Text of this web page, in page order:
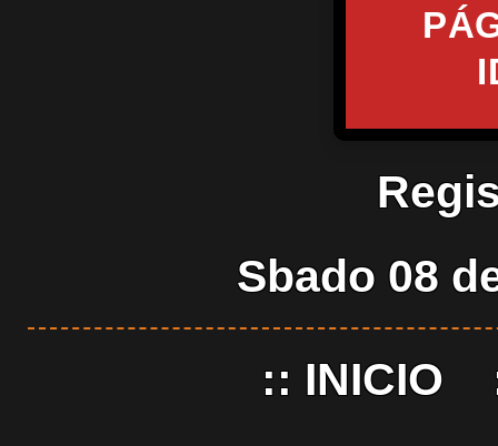
Sbado 08
:: INICIO